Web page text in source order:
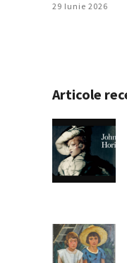
29 Iunie 2026
Articole